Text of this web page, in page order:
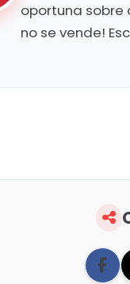
oportuna sobre
no se vende!